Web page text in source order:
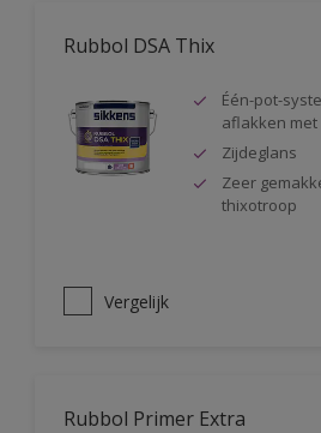
Rubbol DSA Thix
Één-pot-
aflakken
Zijdeglans
Zeer
thixotroop
Vergelijk
Rubbol Primer Extra